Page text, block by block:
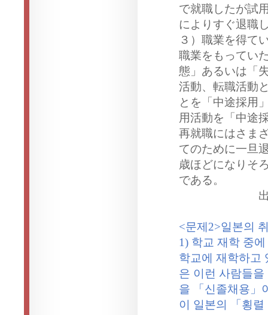
で就職したが試
によりすぐ退職
３）職業を得て
職業をもってい
態」あるいは「
活動、 転職活動
とを「中途採用
用活動を「中途
再就職にはさま
てのために一旦
歳ほどになりそ
である。
<문제 2>일본의
1) 학교 재학 중
학교에 재학하고
은 이런 사람들을
을 「신졸채용」
이 일본의 「횡